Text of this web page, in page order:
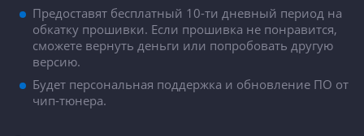
Предоставят бесплатный 10-ти дневный период на
обкатку прошивки. Если прошивка не понравится,
сможете вернуть деньги или попробовать другую
версию.
Будет персональная поддержка и обновление ПО от
чип-тюнера.